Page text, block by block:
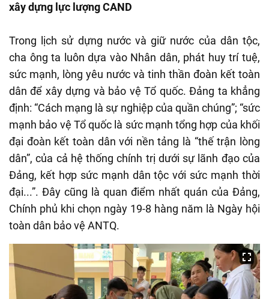
xây dựng lực lượng CAND
Trong lịch sử dựng nước và giữ nước của dân tộc,
cha ông ta luôn dựa vào Nhân dân, phát huy trí tuệ,
sức mạnh, lòng yêu nước và tinh thần đoàn kết toàn
dân để xây dựng và bảo vệ Tổ quốc. Đảng ta khẳng
định: “Cách mạng là sự nghiệp của quần chúng”; “sức
mạnh bảo vệ Tổ quốc là sức mạnh tổng hợp của khối
đại đoàn kết toàn dân với nền tảng là “thế trận lòng
dân”, của cả hệ thống chính trị dưới sự lãnh đạo của
Đảng, kết hợp sức mạnh dân tộc với sức mạnh thời
đại...”. Đây cũng là quan điểm nhất quán của Đảng,
Chính phủ khi chọn ngày 19-8 hàng năm là Ngày hội
toàn dân bảo vệ ANTQ.